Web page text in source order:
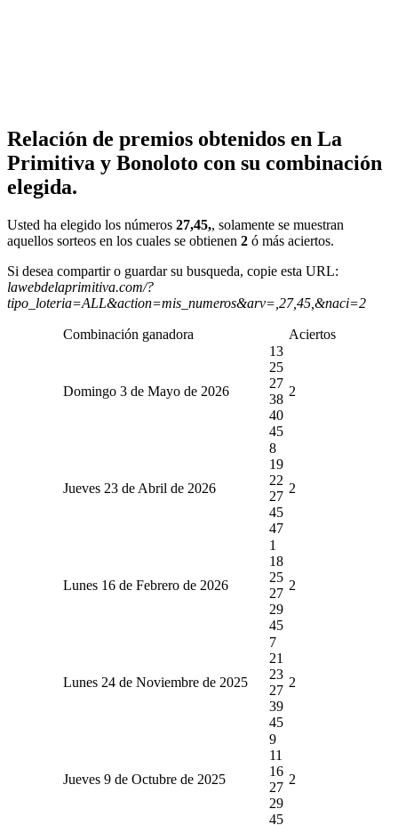
Relación de premios obtenidos en La
Primitiva y Bonoloto con su combinación
elegida.
Usted ha elegido los números 27,45,, solamente se muestran
aquellos sorteos en los cuales se obtienen 2 ó más aciertos.
Si desea compartir o guardar su busqueda, copie esta URL:
lawebdelaprimitiva.com/?
tipo_loteria=ALL&action=mis_numeros&arv=,27,45,&naci=2
Combinación ganadora Aciertos
Domingo 3 de Mayo de 2026
13
25
27
38
40
45
2
Jueves 23 de Abril de 2026
8
19
22
27
45
47
2
Lunes 16 de Febrero de 2026
1
18
25
27
29
45
2
Lunes 24 de Noviembre de 2025
7
21
23
27
39
45
2
Jueves 9 de Octubre de 2025
9
11
16
27
29
45
2